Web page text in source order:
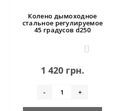
Колено дымоходное
стальное регулируемое
45 градусов d250
0
1 420 грн.
- +